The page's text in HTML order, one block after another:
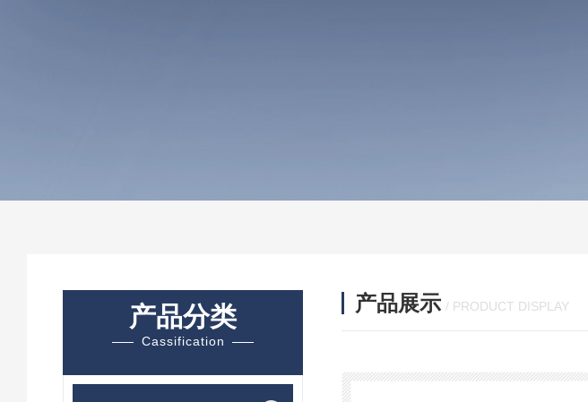
产品分类
Cassification
产品展示 / PRODUCT DISPLAY